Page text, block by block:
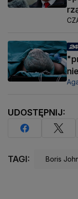
UDOSTĘPNIJ:
TAGI: Boris